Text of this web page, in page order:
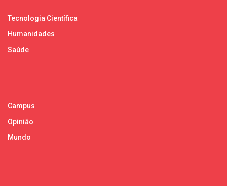
Tecnologia Científica
Humanidades
Saúde
Campus
Opinião
Mundo